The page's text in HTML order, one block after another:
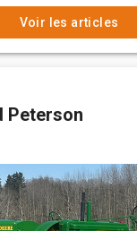
Voir les articles
Peterson